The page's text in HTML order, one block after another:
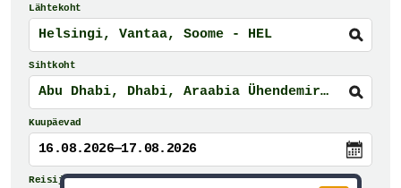
Lähtekoht
Sihtkoht
Kuupäevad
16.08.2026—17.08.2026
Reisijad ja reisiklass